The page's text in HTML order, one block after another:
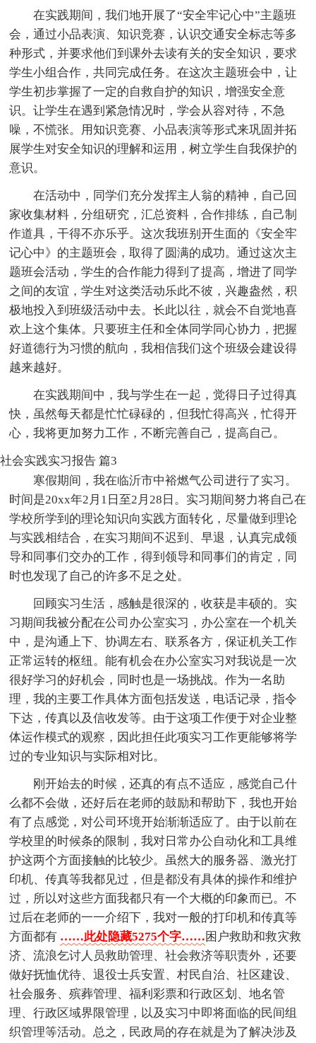
在实践期间，我们地开展了“安全牢记心中”主题班
会，通过小品表演、知识竞赛，认识交通安全标志等多
种形式，并要求他们到课外去读有关的安全知识，要求
学生小组合作，共同完成任务。在这次主题班会中，让
学生初步掌握了一定的自救自护的知识，增强安全意
识。让学生在遇到紧急情况时，学会从容对待，不急
噪，不慌张。用知识竞赛、小品表演等形式来巩固并拓
展学生对安全知识的理解和运用，树立学生自我保护的
意识。
在活动中，同学们充分发挥主人翁的精神，自己回
家收集材料，分组研究，汇总资料，合作排练，自己制
作道具，干得不亦乐乎。这次我班别开生面的《安全牢
记心中》的主题班会，取得了圆满的成功。通过这次主
题班会活动，学生的合作能力得到了提高，增进了同学
之间的友谊，学生对这类活动乐此不彼，兴趣盎然，积
极地投入到班级活动中去。长此以往，就会不自觉地喜
欢上这个集体。只要班主任和全体同学同心协力，把握
好道德行为习惯的航向，我相信我们这个班级会建设得
越来越好。
在实践期间中，我与学生在一起，觉得日子过得真
快，虽然每天都是忙忙碌碌的，但我忙得高兴，忙得开
心，我将更加努力工作，不断完善自己，提高自己。
社会实践实习报告 篇3
寒假期间，我在临沂市中裕燃气公司进行了实习。
时间是20xx年2月1日至2月28日。实习期间努力将自己在
学校所学到的理论知识向实践方面转化，尽量做到理论
与实践相结合，在实习期间不迟到、早退，认真完成领
导和同事们交办的工作，得到领导和同事们的肯定，同
时也发现了自己的许多不足之处。
回顾实习生活，感触是很深的，收获是丰硕的。实
习期间我被分配在公司办公室实习，办公室在一个机关
中，是沟通上下、协调左右、联系各方，保证机关工作
正常运转的枢纽。能有机会在办公室实习对我说是一次
很好学习的好机会，同时也是一场挑战。作为一名助
理，我的主要工作具体方面包括发送，电话记录，指令
下达，传真以及信收发等。由于这项工作便于对企业整
体运作模式的观察，因此担任此项实习工作更能够将学
过的专业知识与实际相对比。
刚开始去的时候，还真的有点不适应，感觉自己什
么都不会做，还好后在老师的鼓励和帮助下，我也开始
有了点感觉，对公司环境开始渐渐适应了。由于以前在
学校里的时候条的限制，我对日常办公自动化和工具维
护这两个方面接触的比较少。虽然大的服务器、激光打
印机、传真等我都见过，但是都没有具体的操作和维护
过，所以对这些方面我都只有一个大概的印象而已。不
过后在老师的一一介绍下，我对一般的打印机和传真等
方面都有 ……此处隐藏5275个字……困户救助和救灾救
济、流浪乞讨人员救助管理、社会救济等职责外，还要
做好抚恤优待、退役士兵安置、村民自治、社区建设、
社会服务、殡葬管理、福利彩票和行政区划、地名管
理、行政区域界限管理，以及实习中即将面临的民间组
织管理等活动。总之，民政局的存在就是为了解决涉及